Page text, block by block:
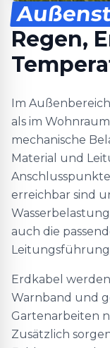
Regen,
Im
als im
mechanische
Material und
Anschlusspunkte
erreichbar sind
auch die
Erdkabel
Warnband und
Gartenarbeiten
Zusätzlich